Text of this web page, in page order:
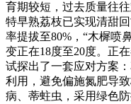
育期较短，过去质量往
特早熟荔枝已实现清甜
率提拔至80%，“木樨喷
变正在18度至20度。正
试探出了一套应对方案
利用，避免偏施氮肥导
病、蒂蛀虫，采用绿色